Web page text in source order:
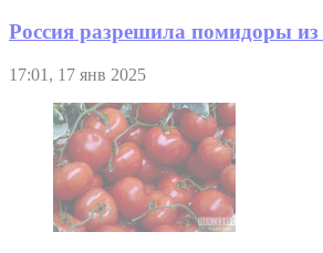
Россия разрешила помидоры из
17:01, 17 янв 2025